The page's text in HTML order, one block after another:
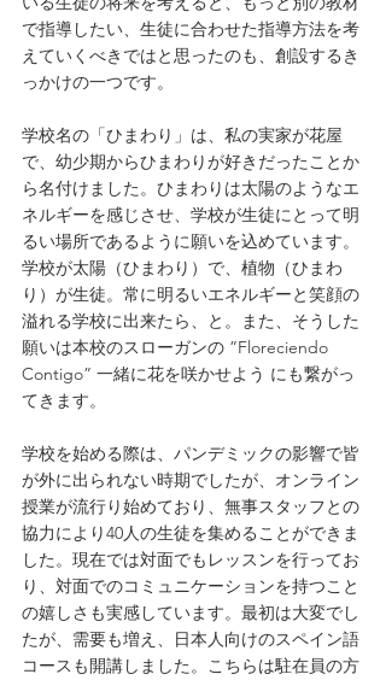
で指導したい、生徒に合わせた指導方法を考
えていくべきではと思ったのも、創設するき
っかけの一つです。
学校名の「ひまわり」は、私の実家が花屋
で、幼少期からひまわりが好きだったことか
ら名付けました。ひまわりは太陽のようなエ
ネルギーを感じさせ、学校が生徒にとって明
るい場所であるように願いを込めています。
学校が太陽（ひまわり）で、植物（ひまわ
り）が生徒。常に明るいエネルギーと笑顔の
溢れる学校に出来たら、と。また、そうした
願いは本校のスローガンの ”Floreciendo
Contigo” 一緒に花を咲かせよう にも繋がっ
てきます。
学校を始める際は、パンデミックの影響で皆
が外に出られない時期でしたが、オンライン
授業が流行り始めており、無事スタッフとの
協力により40人の生徒を集めることができま
した。現在では対面でもレッスンを行ってお
り、対面でのコミュニケーションを持つこと
の嬉しさも実感しています。最初は大変でし
たが、需要も増え、日本人向けのスペイン語
コースも開講しました。こちらは駐在員の方